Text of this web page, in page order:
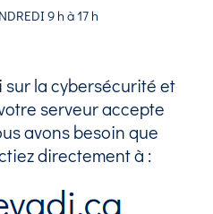
9 h à 17 h
sur la cybersécurité et
serveur accepte
avons besoin que
directement à :